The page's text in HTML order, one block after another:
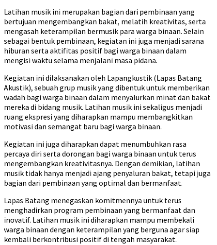
Latihan musik ini merupakan bagian dari pembinaan yang
bertujuan mengembangkan bakat, melatih kreativitas, serta
mengasah keterampilan bermusik para warga binaan. Selain
sebagai bentuk pembinaan, kegiatan ini juga menjadi sarana
hiburan serta aktifitas positif bagi warga binaan dalam
mengisi waktu selama menjalani masa pidana.
Kegiatan ini dilaksanakan oleh Lapangkustik (Lapas Batang
Akustik), sebuah grup musik yang dibentuk untuk memberikan
wadah bagi warga binaan dalam menyalurkan minat dan bakat
mereka di bidang musik. Latihan musik ini sekaligus menjadi
ruang ekspresi yang diharapkan mampu membangkitkan
motivasi dan semangat baru bagi warga binaan.
Kegiatan ini juga diharapkan dapat menumbuhkan rasa
percaya diri serta dorongan bagi warga binaan untuk terus
mengembangkan kreativitasnya. Dengan demikian, latihan
musik tidak hanya menjadi ajang penyaluran bakat, tetapi juga
bagian dari pembinaan yang optimal dan bermanfaat.
Lapas Batang menegaskan komitmennya untuk terus
menghadirkan program pembinaan yang bermanfaat dan
inovatif. Latihan musik ini diharapkan mampu membekali
warga binaan dengan keterampilan yang berguna agar siap
kembali berkontribusi positif di tengah masyarakat.